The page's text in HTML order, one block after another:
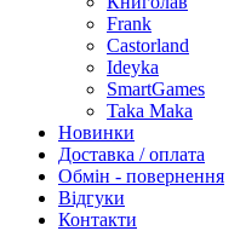
Frank
Castorland
Ideyka
SmartGames
Taka Maka
Новинки
Доставка / оплата
Обмін - повернення
Відгуки
Контакти